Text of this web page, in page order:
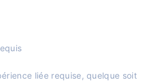
liée requise, quelque soit